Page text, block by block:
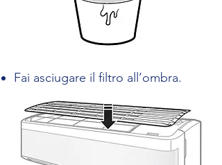
Fai asciugare il filtro all’ombra.